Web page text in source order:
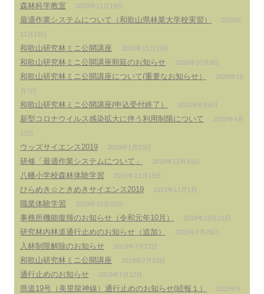
森林科学教室 2020年11月19日
最適作業システムについて（和歌山県林業大学校実習）
2020年
11月19日
和歌山研究林ミニ公開講座 2020年11月19日
和歌山研究林ミニ公開講座順延のお知らせ 2020年10月9日
和歌山研究林ミニ公開講座について(重要なお知らせ）
2020年10
月7日
和歌山研究林ミニ公開講座(申込受付終了） 2020年8月6日
新型コロナウイルス感染拡大に伴う利用制限について
2020年4月
13日
ウッズサイエンス2019 2020年1月23日
研修「最適作業システムについて」 2019年12月16日
八幡小学校森林体験学習 2019年11月18日
ひらめき☆ときめきサイエンス2019 2019年11月1日
職業体験学習 2019年10月25日
事務所機能復帰のお知らせ（令和元年10月） 2019年10月21日
研究林内林道通行止めのお知らせ（追加） 2019年7月25日
入林制限解除のお知らせ 2019年7月23日
和歌山研究林ミニ公開講座 2019年7月23日
通行止めのお知らせ 2019年7月12日
県道19号（美里龍神線）通行止めのお知らせ(続報１）
2019年5